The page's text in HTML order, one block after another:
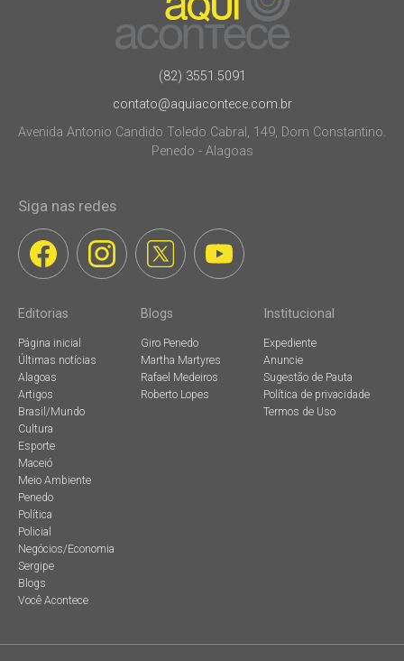
(82) 3551.5091
contato@aquiacontece.com.br
Avenida Antonio Candido Toledo Cabral, 149, Dom Constantino.
Penedo - Alagoas
Siga nas redes
Editorias
Página inicial
Últimas notícias
Alagoas
Artigos
Brasil/Mundo
Cultura
Esporte
Maceió
Meio Ambiente
Penedo
Política
Policial
Negócios/Economia
Sergipe
Blogs
Você Acontece
Blogs
Giro Penedo
Martha Martyres
Rafael Medeiros
Roberto Lopes
Institucional
Expediente
Anuncie
Sugestão de Pauta
Política de privacidade
Termos de Uso